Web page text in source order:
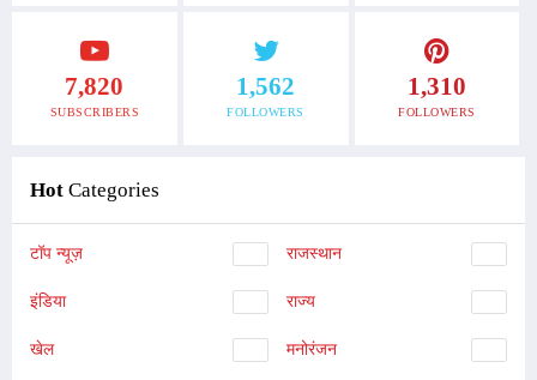
7,820
SUBSCRIBERS
1,562
FOLLOWERS
1,310
FOLLOWERS
Hot Categories
टॉप न्यूज़ राजस्थान
इंडिया राज्य
खेल मनोरंजन